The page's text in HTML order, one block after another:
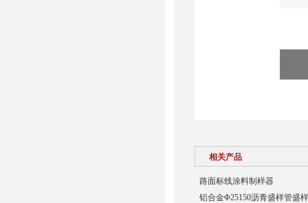
相关产品
路面标线涂料制样器
铝合金Φ25150沥青盛样管盛